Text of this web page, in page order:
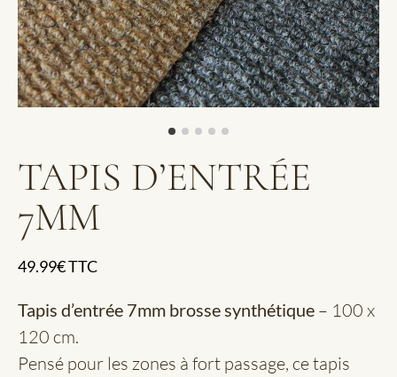
TAPIS D’ENTRÉE
7MM
49.99€TTC
Tapis d’entrée 7mm brosse synthétique – 100 x
120 cm.
Pensé pour les zones à fort passage, ce tapis